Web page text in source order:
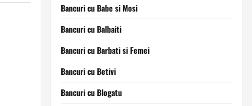
Bancuri cu Babe si Mosi
Bancuri cu Balbaiti
Bancuri cu Barbati si Femei
Bancuri cu Betivi
Bancuri cu Blogatu